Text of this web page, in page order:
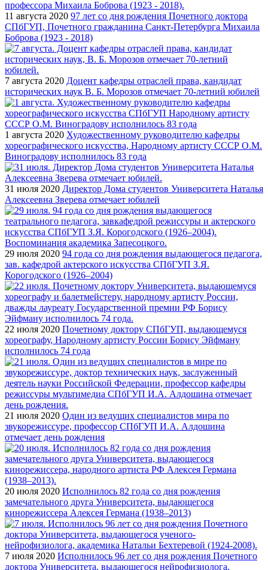
11 августа 2020 97 лет со дня рождения Почетного доктора
СПбГУП, Почетного гражданина Санкт-Петербурга Михаила
Боброва (1923 - 2018)
7 августа 2020 Доцент кафедры отраслей права, кандидат
исторических наук В. Б. Морозов отмечает 70-летний юбилей
1 августа 2020 Художественному руководителю кафедры
хореографического искусства, Народному артисту СССР О.М.
Виноградову исполнилось 83 года
31 июля 2020 Директор Дома студентов Университета Наталья
Алексеевна Зверева отмечает юбилей
29 июля 2020 94 года со дня рождения выдающегося педагога,
зав. кафедрой актерского искусства СПбГУП З.Я.
Корогодского (1926–2004)
22 июля 2020 Почетному доктору СПбГУП, выдающемуся
хореографу, Народному артисту России Борису Эйфману
исполнилось 74 года
21 июля 2020 Один из ведущих специалистов мира по
звукорежиссуре, профессор СПбГУП И.А. Алдошина
отмечает день рождения
20 июля 2020 Исполнилось 82 года со дня рождения
замечательного друга Университета, выдающегося
кинорежиссера Алексея Германа (1938–2013)
7 июля 2020 Исполнилось 96 лет со дня рождения Почетного
доктора Университета, выдающегося нейрофизиолога,